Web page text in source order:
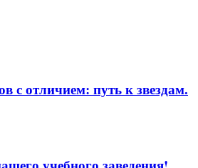
с отличием: путь к звездам.